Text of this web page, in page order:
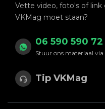
Vette video, foto's of
VKMag moet staan?
06 590 590 72
Stuur ons materiaal
Tip VKMag